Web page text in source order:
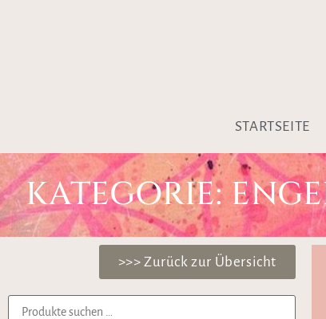
STARTSEITE
KATEGORIE:
>>> Zurück zur Übersicht